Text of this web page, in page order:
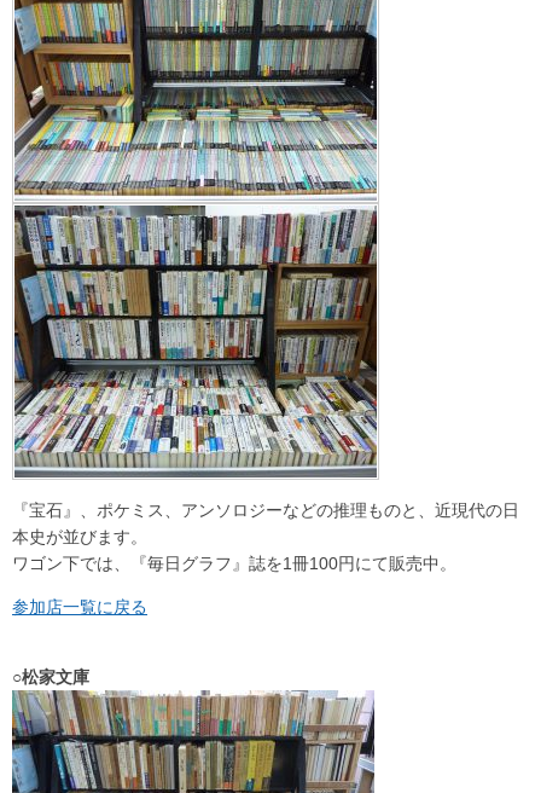
『宝石』、ポケミス、アンソロジーなどの推理ものと、近現代の日
本史が並びます。
ワゴン下では、『毎日グラフ』誌を1冊100円にて販売中。
参加店一覧に戻る
○松家文庫